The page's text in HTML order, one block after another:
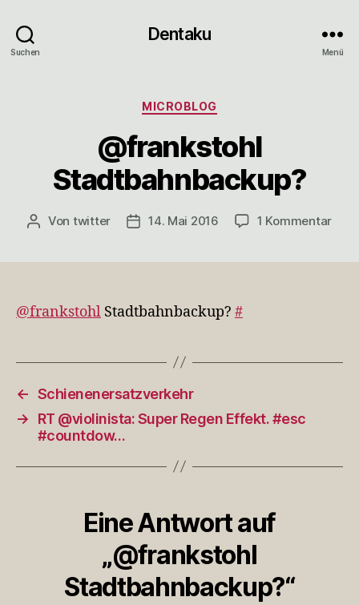
Suchen
Dentaku
Menü
Kategorien
MICROBLOG
@frankstohl
Stadtbahnbackup?
Beitragsautor
Von twitter Veröffentlichungsdatum
14. Mai 2016 1 Kommentarzu
@frankstohl Stadtbahnbackup? #
← Schienenersatzverkehr
→
RT @violinista: Super Regen Effekt. #esc
#countdow…
Eine Antwort auf
„@frankstohl
Stadtbahnbackup?“